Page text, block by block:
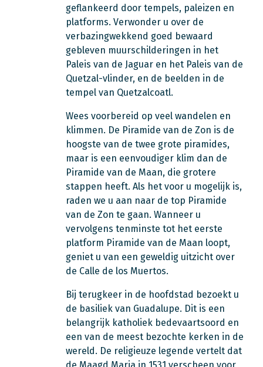
geflankeerd door tempels, paleizen en
platforms. Verwonder u over de
verbazingwekkend goed bewaard
gebleven muurschilderingen in het
Paleis van de Jaguar en het Paleis van de
Quetzal-vlinder, en de beelden in de
tempel van Quetzalcoatl.
Wees voorbereid op veel wandelen en
klimmen. De Piramide van de Zon is de
hoogste van de twee grote piramides,
maar is een eenvoudiger klim dan de
Piramide van de Maan, die grotere
stappen heeft. Als het voor u mogelijk is,
raden we u aan naar de top Piramide
van de Zon te gaan. Wanneer u
vervolgens tenminste tot het eerste
platform Piramide van de Maan loopt,
geniet u van een geweldig uitzicht over
de Calle de los Muertos.
Bij terugkeer in de hoofdstad bezoekt u
de basiliek van Guadalupe. Dit is een
belangrijk katholiek bedevaartsoord en
een van de meest bezochte kerken in de
wereld. De religieuze legende vertelt dat